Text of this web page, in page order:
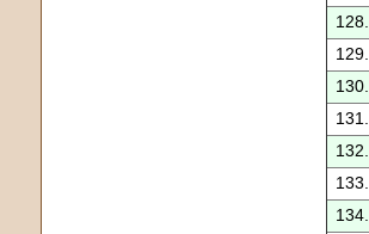
128.
129.
130.
131.
132.
133.
134.